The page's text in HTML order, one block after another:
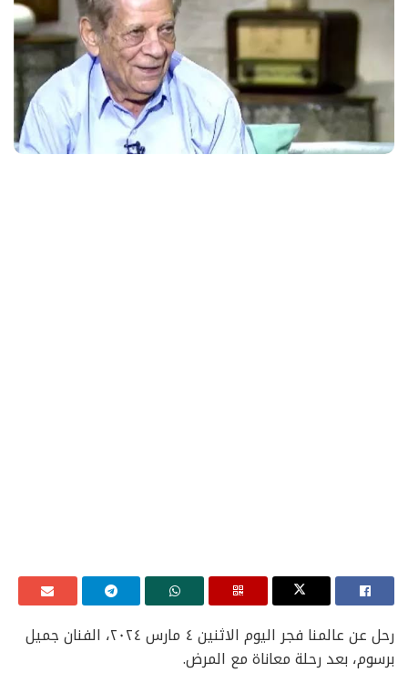
رحل عن عالمنا فجر اليوم الاثنين ٤ مارس ٢٠٢٤، الفنان جميل
برسوم، بعد رحلة معاناة مع المرض.